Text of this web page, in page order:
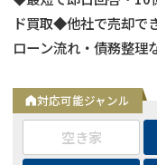
ド買取◆他社で売却で
ローン流れ・債務整
対応可能ジャンル
空き家